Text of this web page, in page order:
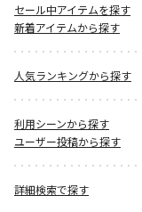
セール中アイテムを探す
新着アイテムから探す
人気ランキングから探す
利用シーンから探す
ユーザー投稿から探す
詳細検索で探す